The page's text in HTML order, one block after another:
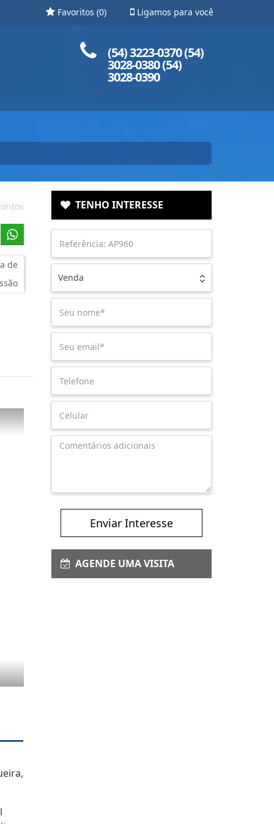
Ligamos para você
Favoritos (0)
(54) 3223-0370 (54)
3028-0380 (54)
3028-0390
de
TENHO INTERESSE
Venda
Enviar Interesse
AGENDE UMA VISITA